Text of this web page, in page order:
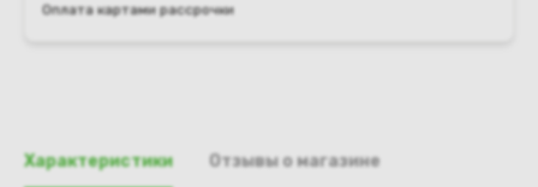
Оплата картами рассрочки
Характеристики Отзывы о магазине